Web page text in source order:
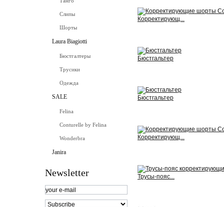
Слипы
Шорты
Laura Biagiotti
Бюстгалтеры
Трусики
Одежда
SALE
Felina
Conturelle by Felina
Wonderbra
Janira
Newsletter
Корректирующ...
Бюстгальтер
Бюстгальтер
Корректирующ...
Трусы-пояс...